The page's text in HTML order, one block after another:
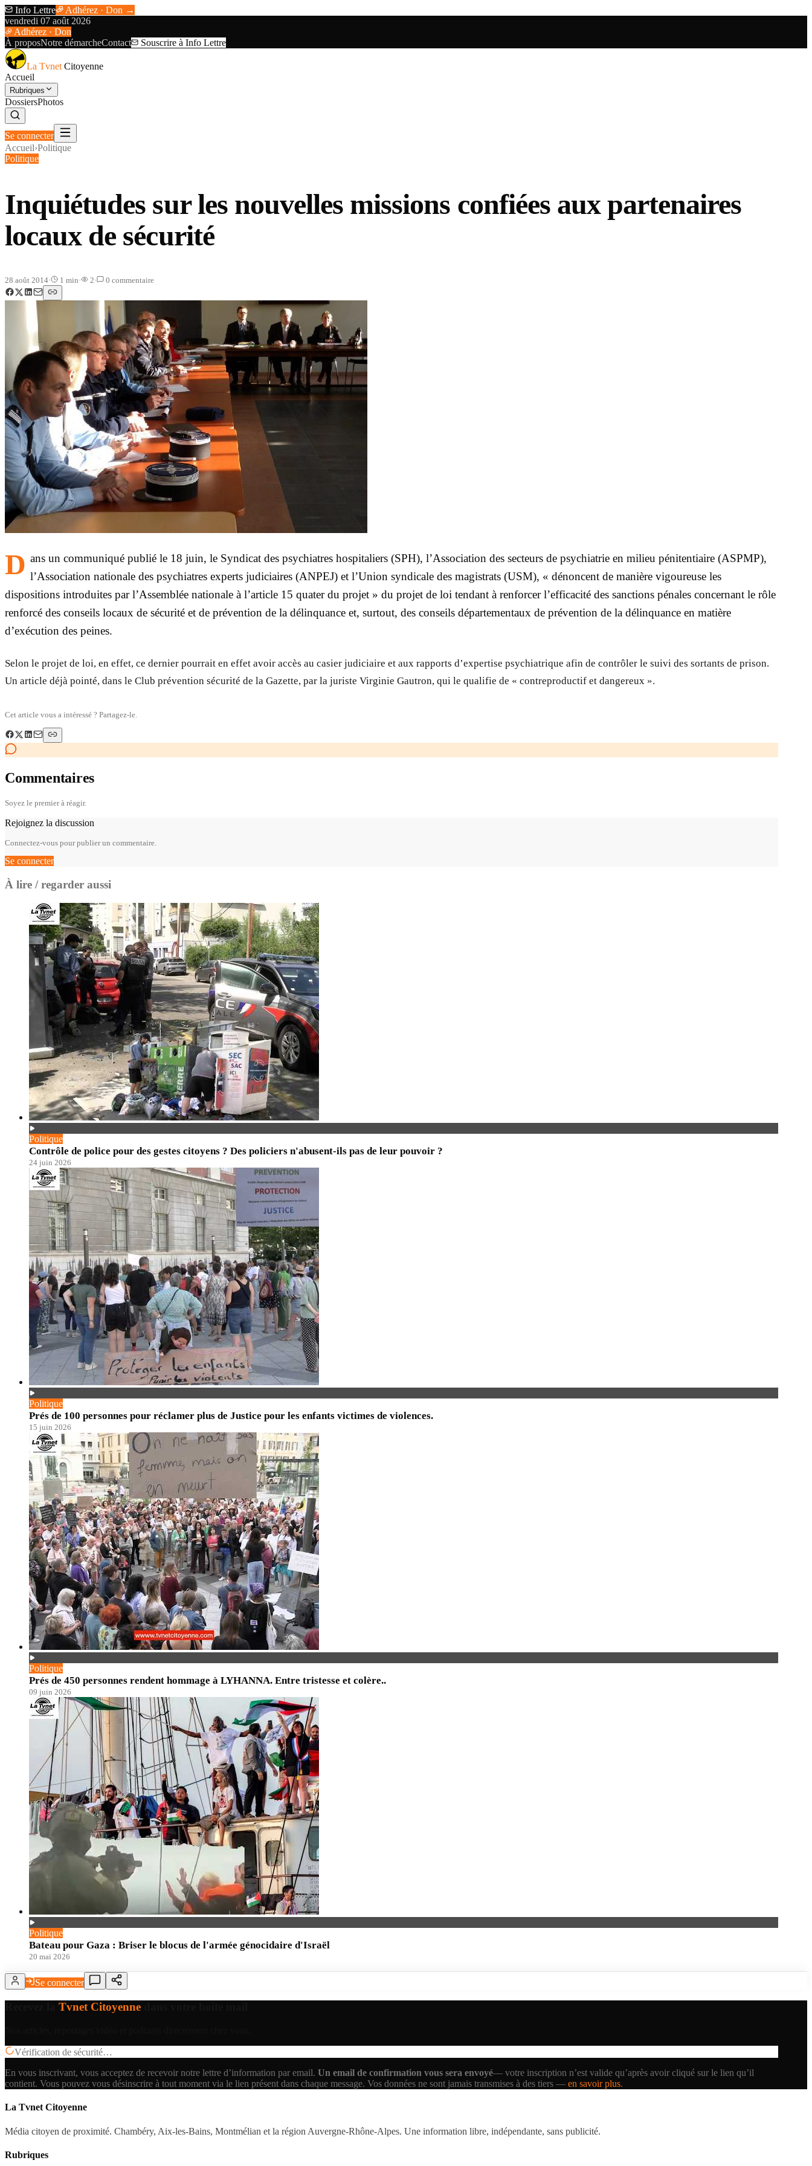
Info Lettre
Adhérez · Don →
vendredi 07 août 2026
Adhérez · Don
À proposNotre démarcheContact Souscrire à Info Lettre
La Tvnet Citoyenne
Accueil
Rubriques
DossiersPhotos
Se connecter
Accueil›Politique
Politique
Inquiétudes sur les nouvelles missions confiées aux partenaires
locaux de sécurité
28 août 2014· 1 min· 2· 0 commentaire
D ans un communiqué publié le 18 juin, le Syndicat des psychiatres hospitaliers (SPH), l’Association des secteurs de psychiatrie en milieu pénitentiaire (ASPMP),
l’Association nationale des psychiatres experts judiciaires (ANPEJ) et l’Union syndicale des magistrats (USM), « dénoncent de manière vigoureuse les
dispositions introduites par l’Assemblée nationale à l’article 15 quater du projet » du projet de loi tendant à renforcer l’efficacité des sanctions pénales concernant le rôle
renforcé des conseils locaux de sécurité et de prévention de la délinquance et, surtout, des conseils départementaux de prévention de la délinquance en matière
d’exécution des peines.
Selon le projet de loi, en effet, ce dernier pourrait en effet avoir accès au casier judiciaire et aux rapports d’expertise psychiatrique afin de contrôler le suivi des sortants de prison.
Un article déjà pointé, dans le Club prévention sécurité de la Gazette, par la juriste Virginie Gautron, qui le qualifie de « contreproductif et dangereux ».
Cet article vous a intéressé ? Partagez-le.
Commentaires
Soyez le premier à réagir.
Rejoignez la discussion
Connectez-vous pour publier un commentaire.
Se connecter
À lire / regarder aussi
Politique
Contrôle de police pour des gestes citoyens ? Des policiers n'abusent-ils pas de leur pouvoir ?
24 juin 2026
Politique
Prés de 100 personnes pour réclamer plus de Justice pour les enfants victimes de violences.
15 juin 2026
Politique
Prés de 450 personnes rendent hommage à LYHANNA. Entre tristesse et colère..
09 juin 2026
Politique
Bateau pour Gaza : Briser le blocus de l'armée génocidaire d'Israël
20 mai 2026
Se connecter
Tvnet Citoyenne
Vérification de sécurité…
En vous inscrivant, vous acceptez de recevoir notre lettre d’information par email. Un email de confirmation vous sera envoyé— votre inscription n’est valide qu’après avoir cliqué sur le lien qu’il
contient. Vous pouvez vous désinscrire à tout moment via le lien présent dans chaque message. Vos données ne sont jamais transmises à des tiers — en savoir plus.
La Tvnet Citoyenne
Média citoyen de proximité. Chambéry, Aix-les-Bains, Montmélian et la région Auvergne-Rhône-Alpes. Une information libre, indépendante, sans publicité.
Rubriques